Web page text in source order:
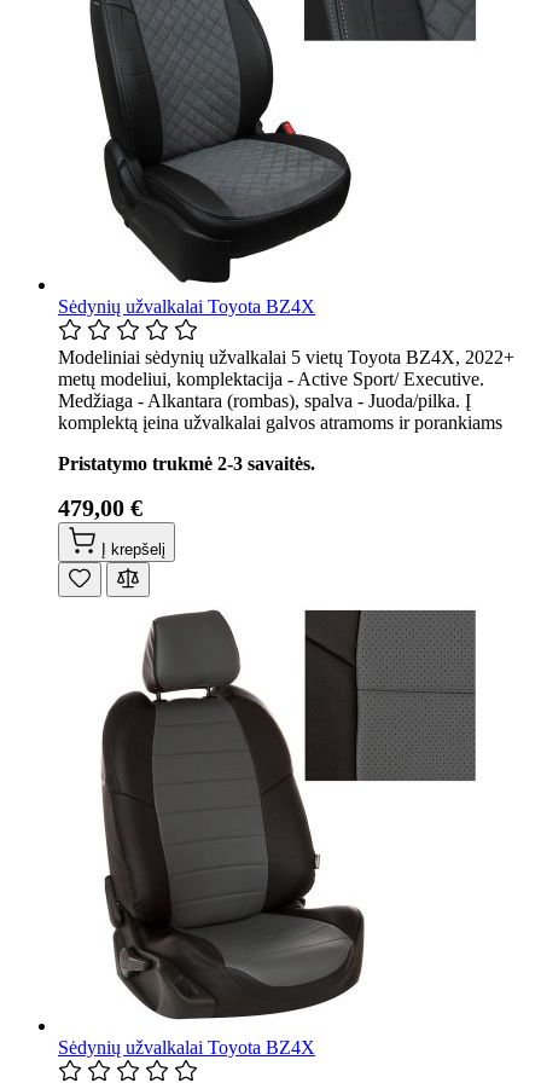
Sėdynių užvalkalai Toyota BZ4X
Modeliniai sėdynių užvalkalai 5 vietų Toyota BZ4X, 2022+
metų modeliui, komplektacija - Active Sport/ Executive.
Medžiaga - Alkantara (rombas), spalva - Juoda/pilka. Į
komplektą įeina užvalkalai galvos atramoms ir porankiams
Pristatymo trukmė 2-3 savaitės.
479,00 €
Į krepšelį
Sėdynių užvalkalai Toyota BZ4X